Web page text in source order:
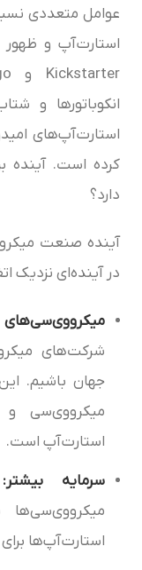
عوامل متعددی
استارت‌آپ و ظهور
انکوباتورها و
استارت‌آپ‌های
کرده است. آینده
دارد؟
آینده صنعت
در آینده‌ای نزدیک
شرکت‌های
جهان باشیم.
میکرو‌وی‌سی
استارت‌آپ است.
سرمایه بیشتر:
استارت‌آپ‌ها